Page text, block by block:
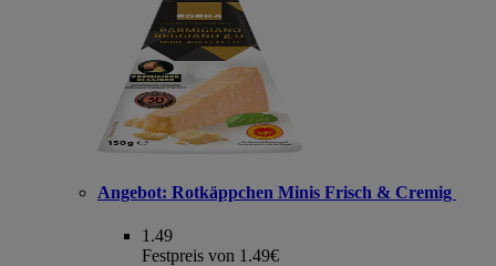
Angebot: Rotkäppchen Minis Frisch & Cremig
1.49
Festpreis von 1.49€